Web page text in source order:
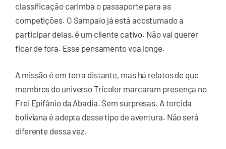
classificação carimba o passaporte para as
competições. O Sampaio já está acostumado a
participar delas, é um cliente cativo. Não vai querer
ficar de fora. Esse pensamento voa longe.
A missão é em terra distante, mas há relatos de que
membros do universo Tricolor marcaram presença no
Frei Epifânio da Abadia. Sem surpresas. A torcida
boliviana é adepta desse tipo de aventura. Não será
diferente dessa vez.